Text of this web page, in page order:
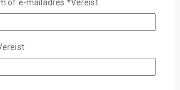
om materialen op hun plaats te houden,
zelfs na veelvuldig gebruik. Met
schraper kunt u overtollig materiaal snel
de mat schrapen.
of e-mailadres *Vereist